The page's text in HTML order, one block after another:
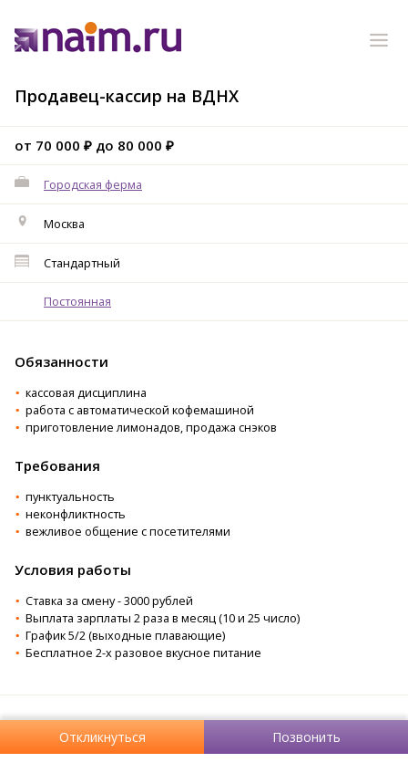
Продавец-кассир на ВДНХ
от 70 000 ₽ до 80 000 ₽
Городская ферма
Москва
Стандартный
Постоянная
Обязанности
кассовая дисциплина
⁠работа с автоматической кофемашиной
приготовление лимонадов, продажа снэков
Требования
пунктуальность
неконфликтность
вежливое общение с посетителями
Условия работы
Ставка за смену - 3000 рублей
⁠Выплата зарплаты 2 раза в месяц (10 и 25 число)
График 5/2 (выходные плавающие)
Бесплатное 2-х разовое вкусное питание
Откликнуться Позвонить